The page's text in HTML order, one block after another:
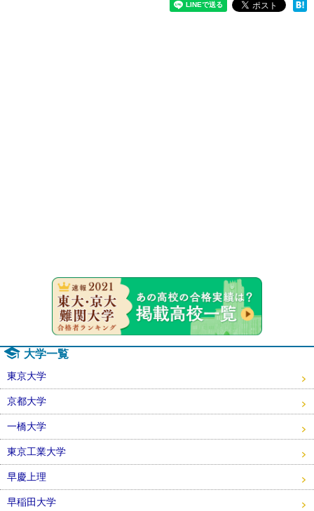
大学一覧
東京大学
京都大学
一橋大学
東京工業大学
早慶上理
早稲田大学